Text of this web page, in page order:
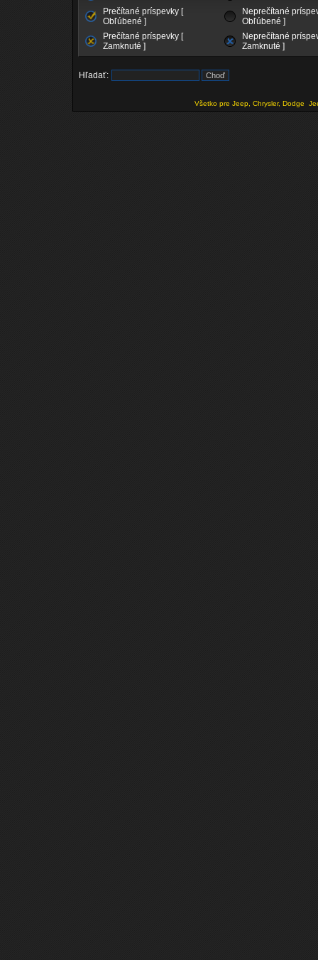
Prečítané príspevky [
Obľúbené ]
Neprečítané
Obľúbené ]
Prečítané príspevky [
Zamknuté ]
Neprečítané
Zamknuté ]
Hľadať:
Všetko pre Jeep, Chrysler, Dodge